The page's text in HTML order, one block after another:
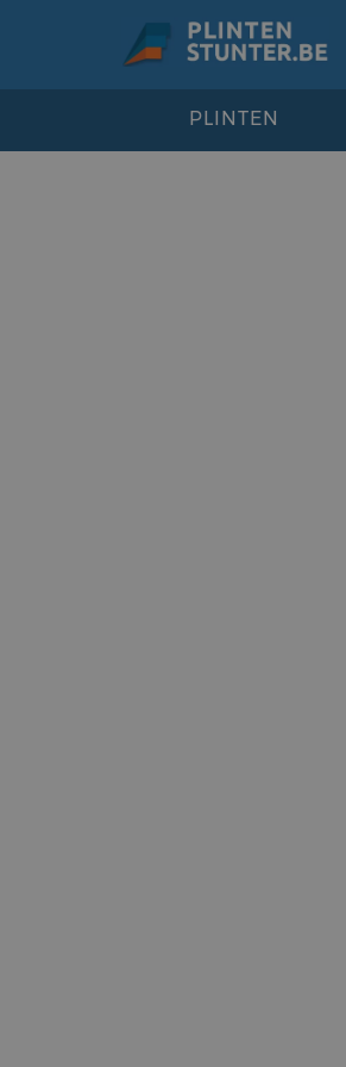
PLINTEN